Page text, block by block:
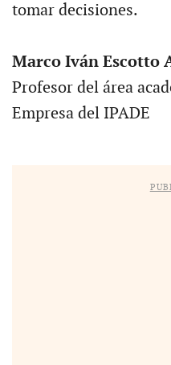
tomar decisiones.
Marco Iván Escotto
Profesor del área
Empresa del IPADE